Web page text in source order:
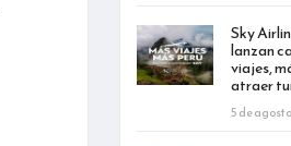
Sky
lanzan
viajes,
atraer
5 de